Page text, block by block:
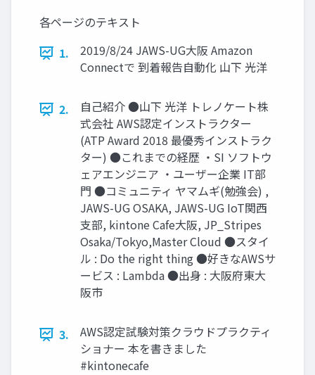
各ページのテキスト
1.
2019/8/24 JAWS-UG大阪 Amazon
Connectで 到着報告自動化 山下 光洋
2.
自己紹介 ●山下 光洋 トレノケート株
式会社 AWS認定インストラクター
(ATP Award 2018 最優秀インストラク
ター) ●これまでの経歴 ・SI ソフトウ
ェアエンジニア ・ユーザー企業 IT部
門 ●コミュニティ ヤマムギ(勉強会) ,
JAWS-UG OSAKA, JAWS-UG IoT関西
支部, kintone Cafe大阪, JP_Stripes
Osaka/Tokyo,Master Cloud ●スタイ
ル : Do the right thing ●好きなAWSサ
ービス : Lambda ●出身 : 大阪府東大
阪市
3.
AWS認定試験対策クラウドプラクティ
ショナー 本を書きました
#kintonecafe